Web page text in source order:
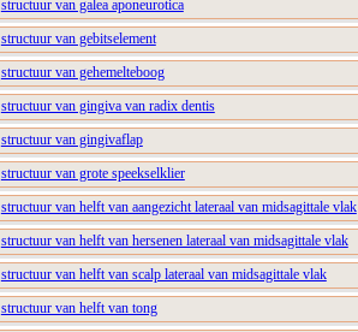
structuur van galea aponeurotica
structuur van gebitselement
structuur van gehemelteboog
structuur van gingiva van radix dentis
structuur van gingivaflap
structuur van grote speekselklier
structuur van helft van aangezicht lateraal van midsagittale vlak
structuur van helft van hersenen lateraal van midsagittale vlak
structuur van helft van scalp lateraal van midsagittale vlak
structuur van helft van tong